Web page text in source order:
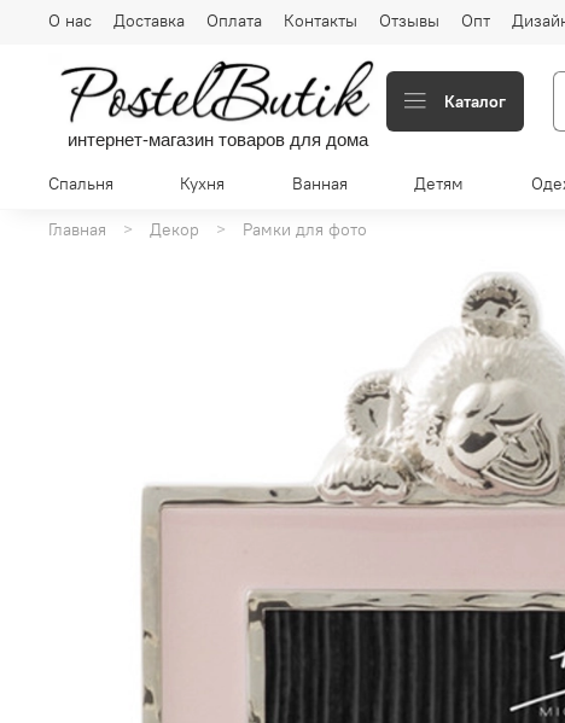
О нас Доставка Оплата Контакты Отзывы Опт
интернет-магазин товаров для дома
Каталог
Спальня Кухня Ванная Детям
Главная Декор Рамки для фото